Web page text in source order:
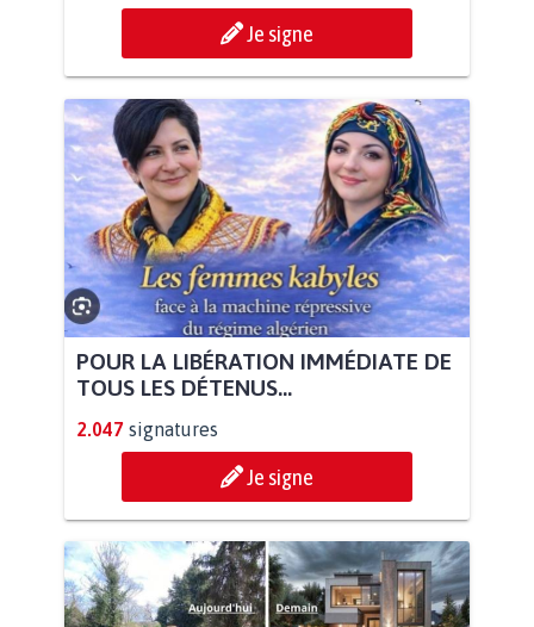
Je signe
POUR LA LIBÉRATION IMMÉDIATE DE
TOUS LES DÉTENUS...
2.047 signatures
Je signe